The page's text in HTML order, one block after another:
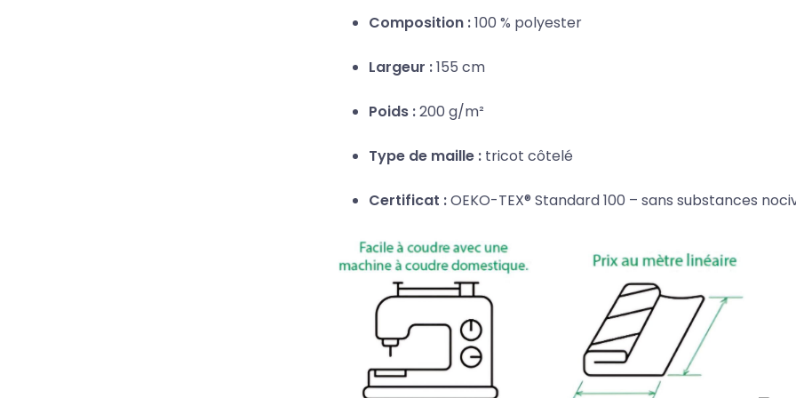
Composition :100 % polyester
Largeur :155 cm
Poids :200 g/m²
Type de maille : tricot côtelé
Certificat :OEKO-TEX® Standard 100 – sans substances